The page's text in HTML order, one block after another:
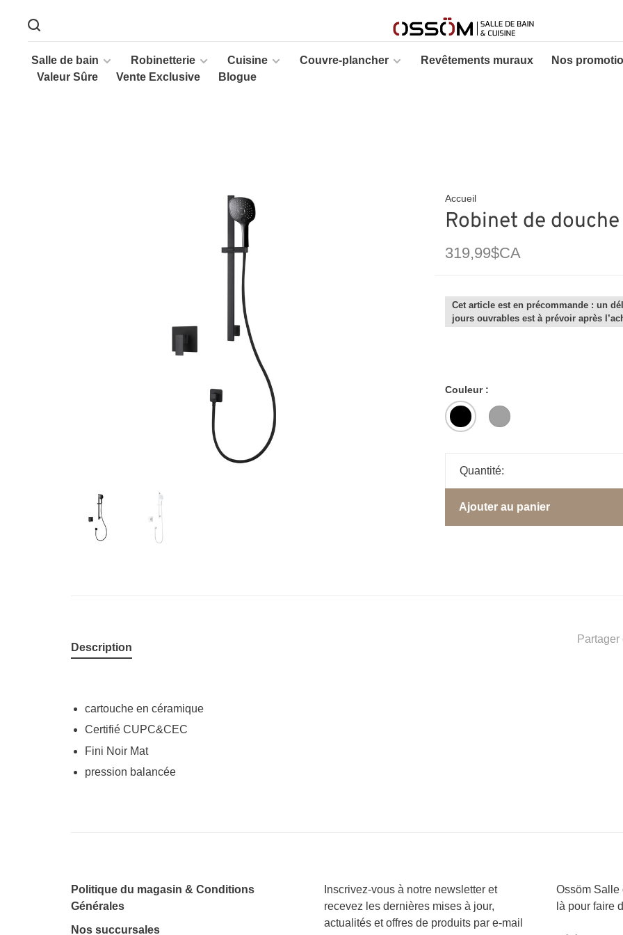
Salle de bain Robinetterie Cuisine Couvre-plancher Revêtements muraux Nos
Valeur Sûre
Vente Exclusive Blogue
Accueil
Robinet de
319,99$CA
Cet article est en précommande : un
jours ouvrables est à prévoir après
Couleur :
Quantité:
Ajouter au panier
Partager
Description
cartouche en céramique
Certifié CUPC&CEC
Fini Noir Mat
pression balancée
Politique du magasin & Conditions
Générales
Nos succursales
Inscrivez-vous à notre newsletter et
recevez les dernières mises à jour,
actualités et offres de produits par e-mail
Ossöm Salle
là pour faire